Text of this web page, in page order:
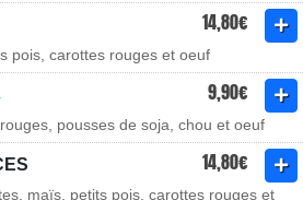
14,80€
pois, carottes rouges et oeuf
9,90€
pousses de soja, chou et oeuf
14,80€
maïs, petits pois, carottes rouges et